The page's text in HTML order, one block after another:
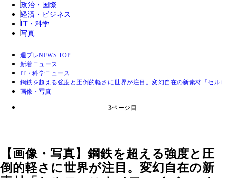
政治・国際
経済・ビジネス
IT・科学
写真
週プレNEWS TOP
新着ニュース
IT・科学ニュース
鋼鉄を超える強度と圧倒的軽さに世界が注目。変幻自在の新素材「セル
画像・写真
3ページ目
【画像・写真】鋼鉄を超える強度と圧
倒的軽さに世界が注目。変幻自在の新